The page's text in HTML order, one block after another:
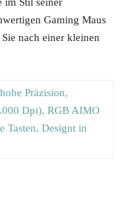
Gaming Maus
nach einer kleinen